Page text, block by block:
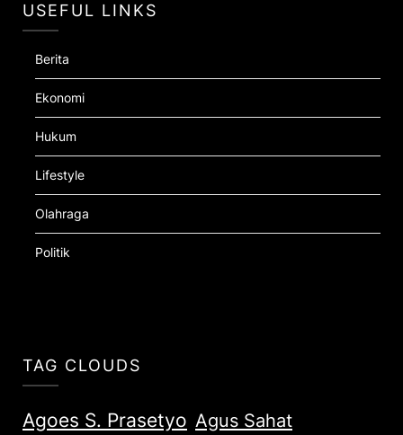
USEFUL LINKS
Berita
Ekonomi
Hukum
Lifestyle
Olahraga
Politik
TAG CLOUDS
Agoes S. Prasetyo Agus Sahat